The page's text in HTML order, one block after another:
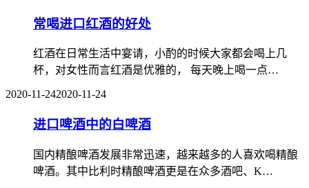
常喝进口红酒的好处
红酒在日常生活中宴请，小酌的时候大家都会喝上几
杯，对女性而言红酒是优雅的， 每天晚上喝一点…
2020-11-242020-11-24
进口啤酒中的白啤酒
国内精酿啤酒发展非常迅速，越来越多的人喜欢喝精酿
啤酒。其中比利时精酿啤酒更是在众多酒吧、K…